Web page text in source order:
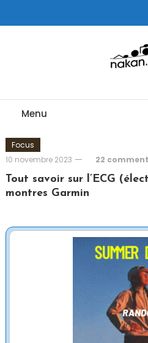
To
Menu
Focus
10 novembre 2023
22
Tout savoir sur l’ECG
montres Garmin